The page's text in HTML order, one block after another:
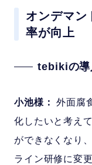
オンデマン
率が向上
tebikiの導
小池様：
外面腐
化したいと考え
ができなくなり
ライン研修に変